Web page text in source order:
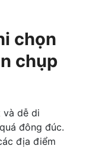
chọn
chụp
và dễ di
đông đúc.
địa điểm